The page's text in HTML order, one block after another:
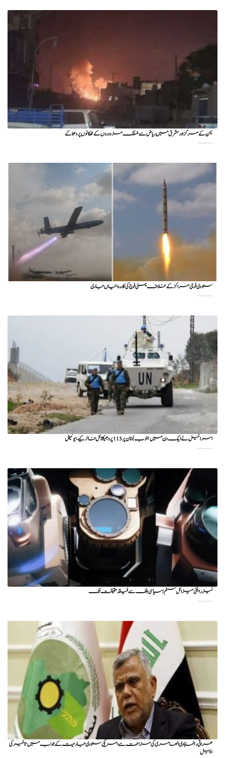
یمن کے مرکز اور مشرق میں ریاض سے منسلک مزدوروں کے ٹھکانوں پر دھماکے
سعودی فوجی مراکز کے خلاف یمنی فوج کی کارروائیاں جاری
اسرائیل نے ایک دن میں جنوب لبنان پر 113 پروجیکٹائل فائر کیے: یونیفل
لیزر اینٹی میزائل سسٹم؛ سیاسی بلف سے فیلڈ حقیقت تک
عراقی رہنما ہادی العامری کی مزاحمت سے امریکی سعودی جارحیت کے جواب میں تاخیر کی
اپیل